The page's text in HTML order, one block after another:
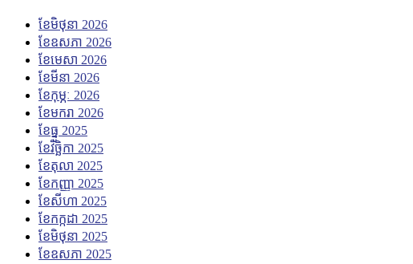
ខែ​មិថុនា 2026
ខែ​ឧសភា 2026
ខែ​មេសា 2026
ខែ​មីនា 2026
ខែ​កុម្ភៈ 2026
ខែ​មករា 2026
ខែ​ធ្នូ 2025
ខែ​វិច្ឆិកា 2025
ខែ​តុលា 2025
ខែ​កញ្ញា 2025
ខែ​សីហា 2025
ខែ​កក្កដា 2025
ខែ​មិថុនា 2025
ខែ​ឧសភា 2025